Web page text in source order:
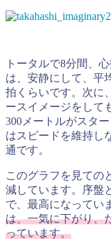
トータルで8分間、
は、安静にして、平
拍くらいです。次に
ースイメージをして
300メートルがスタ
はスピードを維持し
通です。
このグラフを見ての
減しています。序盤
で、最高になってい
は、一気に下がり、
っています。